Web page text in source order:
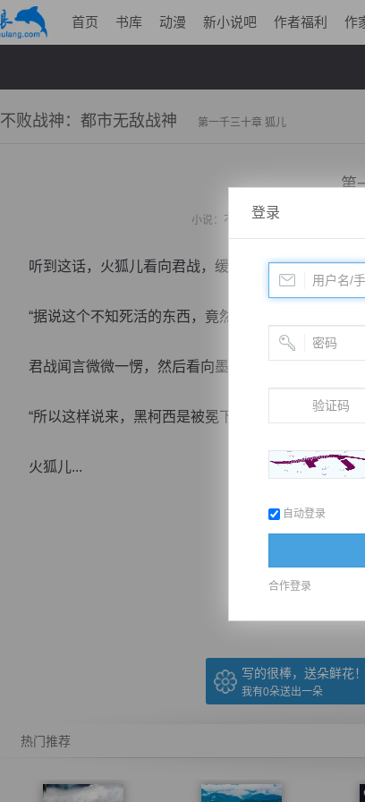
首页 书库 动漫 新小说吧 作者福利 作
不败战神：都市无敌战神 第一千三十章 狐儿
第
小说： 不败战神：都市无敌战神
听到这话，火狐儿看向君战，缓缓的说道：“黑柯西已
“据说这个不知死活的东西，竟然贪恋战神妃的美色，
君战闻言微微一愣，然后看向墨战枭的方向，毕竟战
“所以这样说来，黑柯西是被冕下干掉的？”
火狐儿...
（← 快捷键
写的很棒，送朵鲜花！
我有0朵送出一朵
热门推荐
登录
自动登录
合作登录